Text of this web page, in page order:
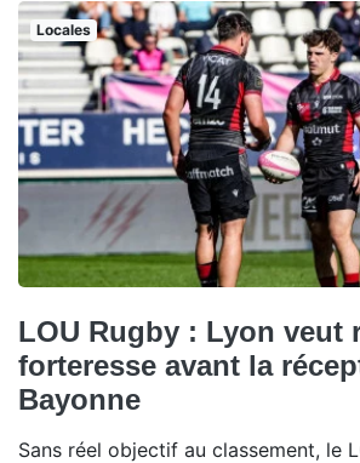
Locales
LOU Rugby : Lyon veut
forteresse avant la
Bayonne
Sans réel objectif au classement, le